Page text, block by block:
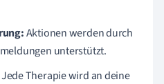
Aktionen werden durch
unterstützt.
Jede Therapie wird an deine